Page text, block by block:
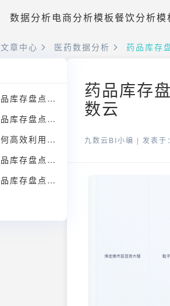
数据分析电商分析模板餐饮分析模
文章中心 医药数据分析 药品库存
一、药品库存盘点表的核心作用
二、药品库存盘点表的主要内容
三、如何高效利用药品库存盘点表
四、药品库存盘点表数字化管理
五、药品库存盘点表与九数云BI
药品库存
数云
九数云BI小编 | 发表